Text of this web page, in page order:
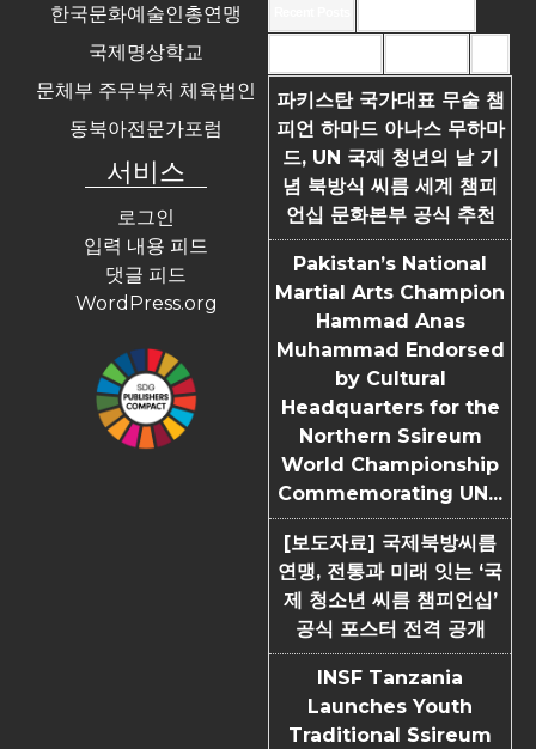
한국문화예술인총연맹
국제명상학교
문체부 주무부처 체육법인
동북아전문가포럼
서비스
로그인
입력 내용 피드
댓글 피드
WordPress.org
파키스탄 국가대표 무술 챔
피언 하마드 아나스 무하마
드, UN 국제 청년의 날 기
념 북방식 씨름 세계 챔피
언십 문화본부 공식 추천
Pakistan’s National
Martial Arts Champion
Hammad Anas
Muhammad Endorsed
by Cultural
Headquarters for the
Northern Ssireum
World Championship
Commemorating UN...
[보도자료] 국제북방씨름
연맹, 전통과 미래 잇는 ‘국
제 청소년 씨름 챔피언십’
공식 포스터 전격 공개
INSF Tanzania
Launches Youth
Traditional Ssireum